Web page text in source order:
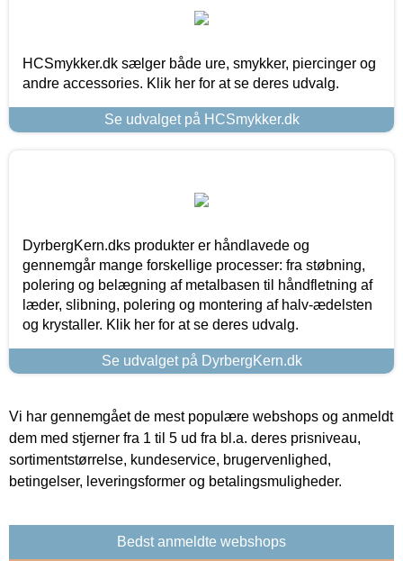
HCSmykker.dk sælger både ure, smykker, piercinger og
andre accessories. Klik her for at se deres udvalg.
Se udvalget på HCSmykker.dk
DyrbergKern.dks produkter er håndlavede og
gennemgår mange forskellige processer: fra støbning,
polering og belægning af metalbasen til håndfletning af
læder, slibning, polering og montering af halv-ædelsten
og krystaller. Klik her for at se deres udvalg.
Se udvalget på DyrbergKern.dk
Vi har gennemgået de mest populære webshops og anmeldt
dem med stjerner fra 1 til 5 ud fra bl.a. deres prisniveau,
sortimentstørrelse, kundeservice, brugervenlighed,
betingelser, leveringsformer og betalingsmuligheder.
Bedst anmeldte webshops